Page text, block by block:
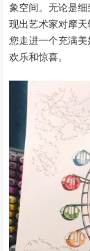
象空间。无论是
现出艺术家对摩
您走进一个充满
欢乐和惊喜。